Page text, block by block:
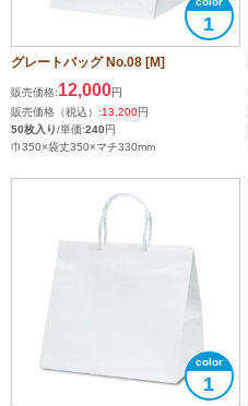
1
グレートバッグ No.08 [M]
販売価格:12,000円
販売価格（税込）:13,200円
50枚入り/単価:240円
巾350×袋丈350×マチ330mm
1